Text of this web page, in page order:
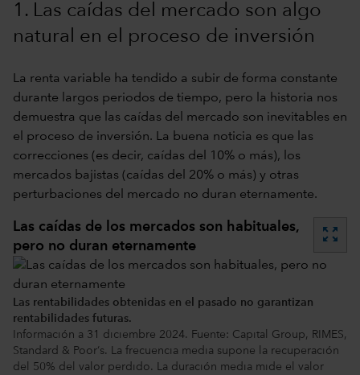
1. Las caídas del mercado son algo
natural en el proceso de inversión
La renta variable ha tendido a subir de forma constante
durante largos periodos de tiempo, pero la historia nos
demuestra que las caídas del mercado son inevitables en
el proceso de inversión. La buena noticia es que las
correcciones (es decir, caídas del 10% o más), los
mercados bajistas (caídas del 20% o más) y otras
perturbaciones del mercado no duran eternamente.
Las caídas de los mercados son habituales,
pero no duran eternamente
zoom_out_map
Las rentabilidades obtenidas en el pasado no garantizan
rentabilidades futuras.
Información a 31 diciembre 2024. Fuente: Capital Group, RIMES,
Standard & Poor‘s. La frecuencia media supone la recuperación
del 50% del valor perdido. La duración media mide el valor